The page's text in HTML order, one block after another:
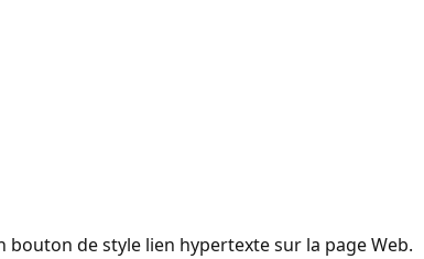
de style lien hypertexte sur la page Web.